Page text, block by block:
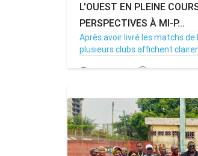
L'OUEST EN PLEINE
PERSPECTIVES À MI-P...
Après avoir livré les matchs de
plusieurs clubs affichent
08/04/25 Par
MENOUACTU